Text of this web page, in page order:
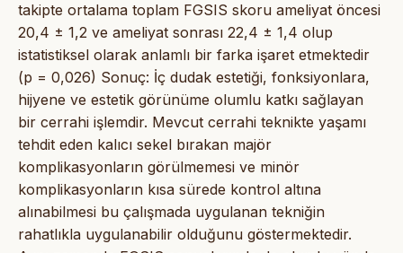
takipte ortalama toplam FGSIS skoru ameliyat öncesi
20,4 ± 1,2 ve ameliyat sonrası 22,4 ± 1,4 olup
istatistiksel olarak anlamlı bir farka işaret etmektedir
(p = 0,026) Sonuç: İç dudak estetiği, fonksiyonlara,
hijyene ve estetik görünüme olumlu katkı sağlayan
bir cerrahi işlemdir. Mevcut cerrahi teknikte yaşamı
tehdit eden kalıcı sekel bırakan majör
komplikasyonların görülmemesi ve minör
komplikasyonların kısa sürede kontrol altına
alınabilmesi bu çalışmada uygulanan tekniğin
rahatlıkla uygulanabilir olduğunu göstermektedir.